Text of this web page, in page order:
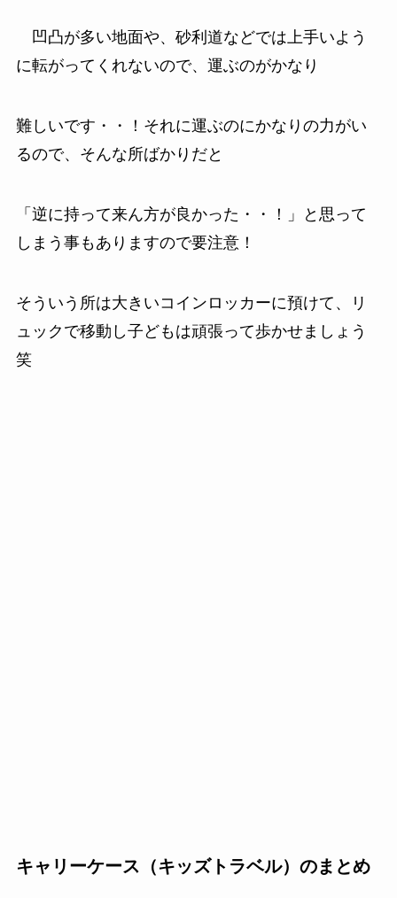
凹凸が多い地面や、砂利道などでは上手いよう
に転がってくれないので、運ぶのがかなり
難しいです・・！それに運ぶのにかなりの力がい
るので、そんな所ばかりだと
「逆に持って来ん方が良かった・・！」
と思って
しまう事もありますので要注意！
そういう所は大きいコインロッカーに預けて、リ
ュックで移動し子どもは頑張って歩かせましょう
笑
キャリーケース（キッズトラベル）のまとめ